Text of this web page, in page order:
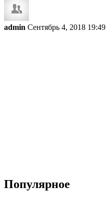
admin Сентябрь 4, 2018 19:49
Популярное